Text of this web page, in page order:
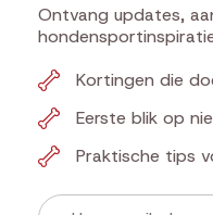
Ontvang updates,
Kortingen die
Eerste blik op
Praktische tips